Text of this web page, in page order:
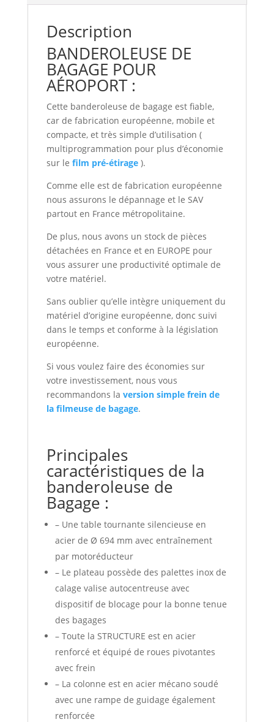
Description
BANDEROLEUSE DE
BAGAGE POUR
AÉROPORT :
Cette banderoleuse de bagage est fiable,
car de fabrication européenne, mobile et
compacte, et très simple d’utilisation (
multiprogrammation pour plus d’économie
sur le film pré-étirage ).
Comme elle est de fabrication européenne
nous assurons le dépannage et le SAV
partout en France métropolitaine.
De plus, nous avons un stock de pièces
détachées en France et en EUROPE pour
vous assurer une productivité optimale de
votre matériel.
Sans oublier qu’elle intègre uniquement du
matériel d’origine européenne, donc suivi
dans le temps et conforme à la législation
européenne.
Si vous voulez faire des économies sur
votre investissement, nous vous
recommandons la version simple frein de
la filmeuse de bagage.
Principales
caractéristiques de la
banderoleuse de
Bagage :
– Une table tournante silencieuse en
acier de Ø 694 mm avec entraînement
par motoréducteur
– Le plateau possède des palettes inox de
calage valise autocentreuse avec
dispositif de blocage pour la bonne tenue
des bagages
– Toute la STRUCTURE est en acier
renforcé et équipé de roues pivotantes
avec frein
– La colonne est en acier mécano soudé
avec une rampe de guidage également
renforcée